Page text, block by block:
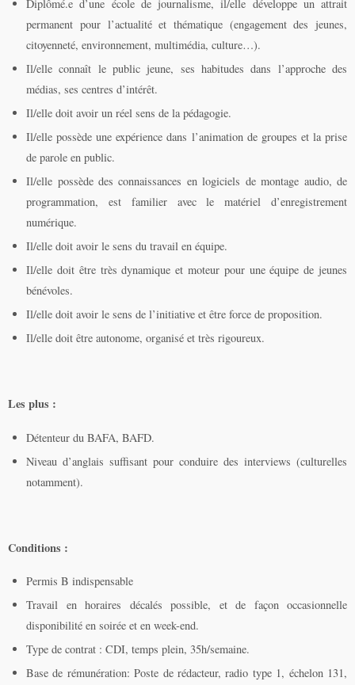
Diplômé.e d’une école de journalisme, il/elle développe un attrait
permanent pour l’actualité et thématique (engagement des jeunes,
citoyenneté, environnement, multimédia, culture…).
Il/elle connaît le public jeune, ses habitudes dans l’approche des
médias, ses centres d’intérêt.
Il/elle doit avoir un réel sens de la pédagogie.
Il/elle possède une expérience dans l’animation de groupes et la prise
de parole en public.
Il/elle possède des connaissances en logiciels de montage audio, de
programmation, est familier avec le matériel d’enregistrement
numérique.
Il/elle doit avoir le sens du travail en équipe.
Il/elle doit être très dynamique et moteur pour une équipe de jeunes
bénévoles.
Il/elle doit avoir le sens de l’initiative et être force de proposition.
Il/elle doit être autonome, organisé et très rigoureux.
Les plus :
Détenteur du BAFA, BAFD.
Niveau d’anglais suffisant pour conduire des interviews (culturelles
notamment).
Conditions :
Permis B indispensable
Travail en horaires décalés possible, et de façon occasionnelle
disponibilité en soirée et en week-end.
Type de contrat : CDI, temps plein, 35h/semaine.
Base de rémunération: Poste de rédacteur, radio type 1, échelon 131,